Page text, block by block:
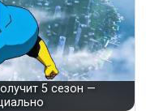
5 сезон —